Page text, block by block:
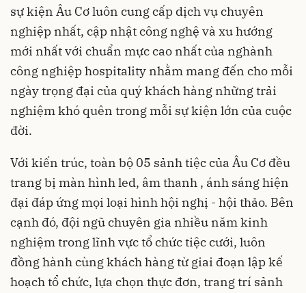
sự kiện Âu Cơ luôn cung cấp dịch vụ chuyên
nghiệp nhất, cập nhật công nghệ và xu hướng
mới nhất với chuẩn mực cao nhất của nghành
công nghiệp hospitality nhằm mang đến cho mỗi
ngày trọng đại của quý khách hàng những trải
nghiệm khó quên trong mỗi sự kiện lớn của cuộc
đời.
Với kiến trúc, toàn bộ 05 sảnh tiệc của Âu Cơ đều
trang bị màn hình led, âm thanh , ánh sáng hiện
đại đáp ứng mọi loại hình hội nghị - hội thảo. Bên
cạnh đó, đội ngũ chuyên gia nhiều năm kinh
nghiệm trong lĩnh vực tổ chức tiệc cưới, luôn
đồng hành cùng khách hàng từ giai đoạn lập kế
hoạch tổ chức, lựa chọn thực đơn, trang trí sảnh